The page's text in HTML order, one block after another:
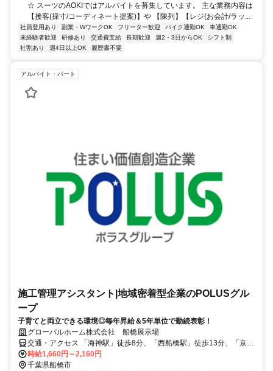
☆ スーツのAOKIではアルバイトを募集しています。 主な業務内容は
【接客(採寸/コーディネート提案)】や 【陳列】【レジ(お会計/ラッ...
社員登用あり 副業・WワークOK フリーター歓迎 バイク通勤OK
車通勤OK
未経験者歓迎
研修あり 交通費支給 長期歓迎 週2・3日からOK
シフト制
社割あり
週4日以上OK 履歴書不要
アルバイト・パート
施工管理アシスタント|地域密着型企業のPOLUSグル
ープ
子育てと両立できる環境◎毎年昇給＆5年単位で勤続表彰！
グローバルホーム株式会社 船橋展示場
交通・アクセス 「海神駅」徒歩8分、「西船橋駅」徒歩13分、「京成
西船駅」徒歩14分
時給1,660円～2,160円
千葉県船橋市